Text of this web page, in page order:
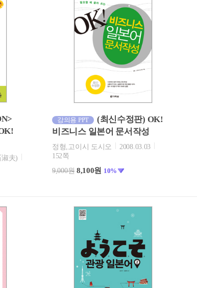
夫)
강의용 PPT
(최신수정판) OK!
비즈니스 일본어 문서작성
정형,고이시 도시오
2008.03.03
152쪽
9,000원 8,100원 10%